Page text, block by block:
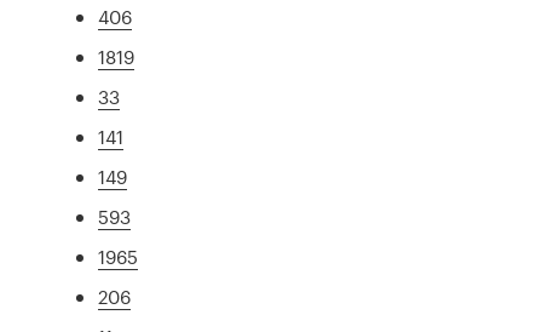
406
1819
33
141
149
593
1965
206